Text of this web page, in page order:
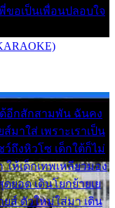
ขอเป็นเพื่อนปลอบใจ
อีกสักสามพัน ฉันคง
มาใส่ เพราะเราเป็น
ว์ถึงหิวโซ เด็กใต้ก็ไม่
ห้เด็กเทพเหลียวมอง
ยอด เดินโยกย้ายเย
ยส์ ตัวใหม่ใส่มา เดิน